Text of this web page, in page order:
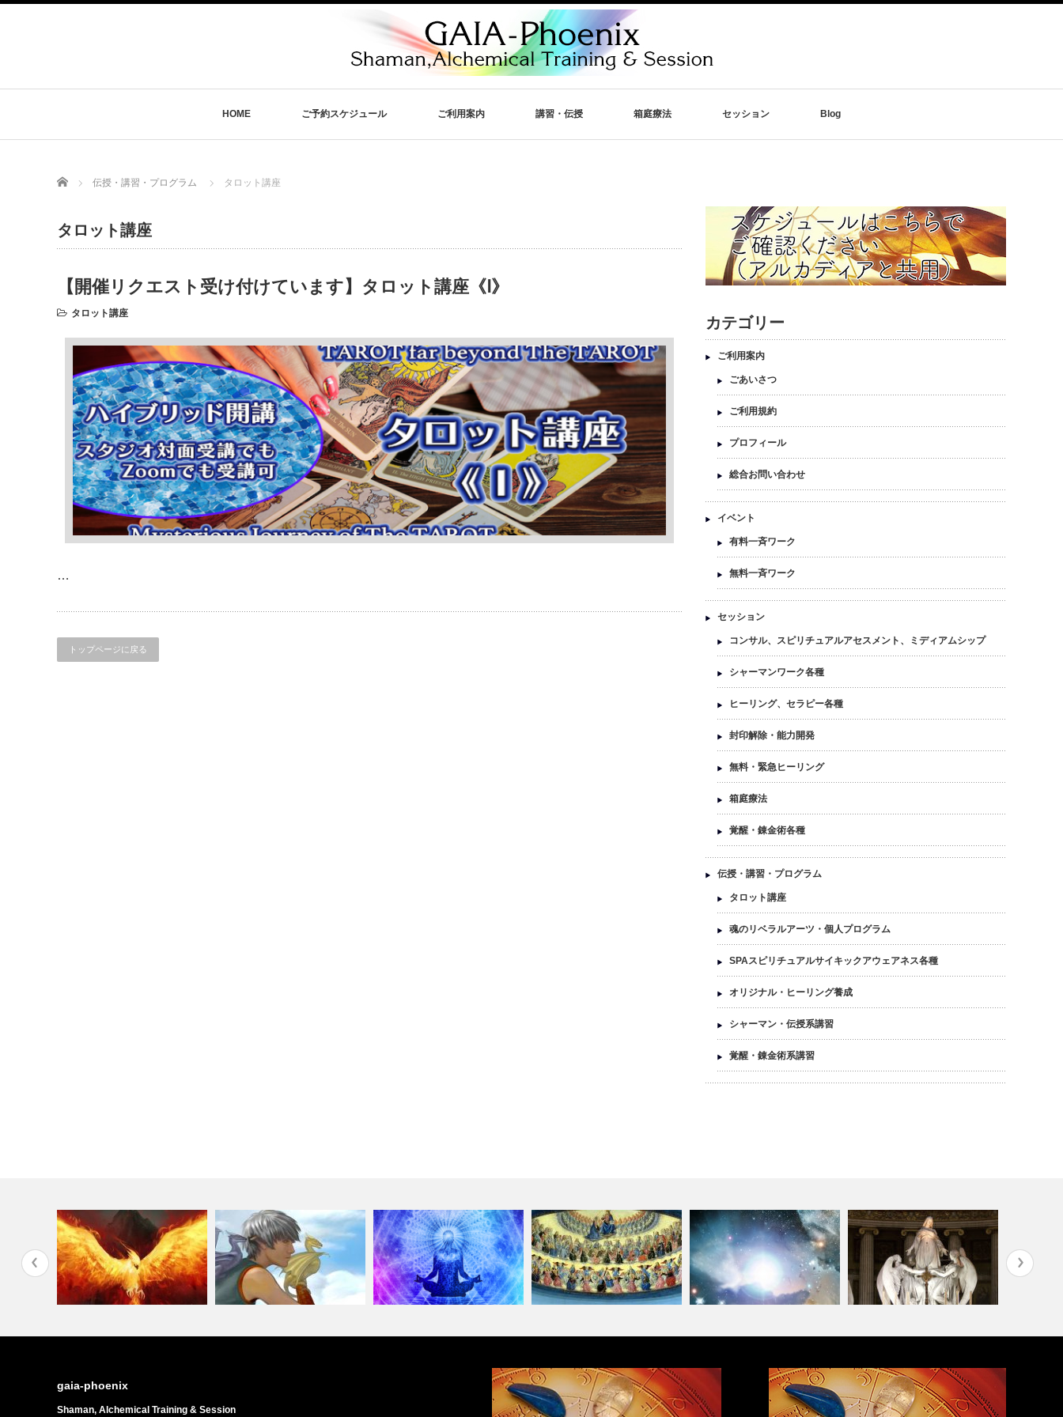
HOME ご予約スケジュール ご利用案内 講習・伝授 箱庭療法 セッション Blog
Home 伝授・講習・プログラム タロット講座
タロット講座
【開催リクエスト受け付けています】タロット講座《Ⅰ》
タロット講座
…
トップページに戻る
カテゴリー
ご利用案内
ごあいさつ
ご利用規約
プロフィール
総合お問い合わせ
イベント
有料一斉ワーク
無料一斉ワーク
セッション
コンサル、スピリチュアルアセスメント、ミディアムシップ
シャーマンワーク各種
ヒーリング、セラピー各種
封印解除・能力開発
無料・緊急ヒーリング
箱庭療法
覚醒・錬金術各種
伝授・講習・プログラム
タロット講座
魂のリベラルアーツ・個人プログラム
SPAスピリチュアルサイキックアウェアネス各種
オリジナル・ヒーリング養成
シャーマン・伝授系講習
覚醒・錬金術系講習
ライジングフェニックス®
術者・トレー…
セレスティアルグリッド® ローズチャクラの覚醒ワーク
gaia-phoenix
Shaman, Alchemical Training & Session